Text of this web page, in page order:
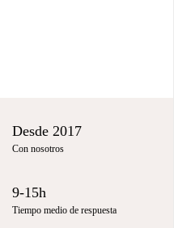
Desde 2017
Con nosotros
9-15h
Tiempo medio de respuesta